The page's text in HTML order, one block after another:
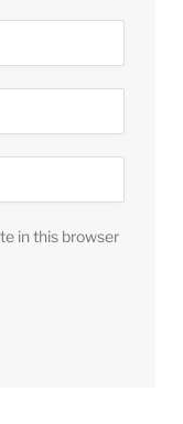
in this browser